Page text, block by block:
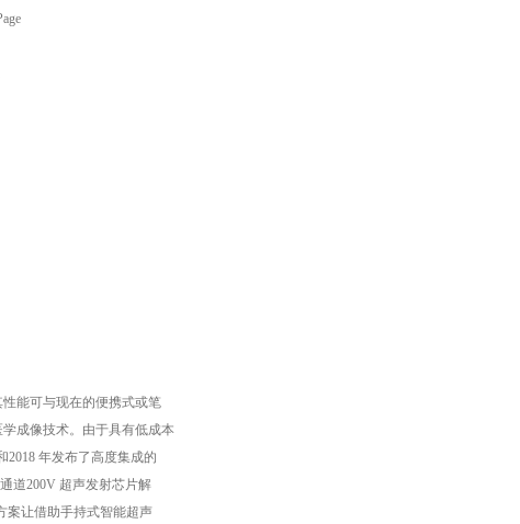
能可与现在的便携式或笔
成像技术。由于具有低成本
2018 年发布了高度集成的
道200V 超声发射芯片解
案让借助手持式智能超声